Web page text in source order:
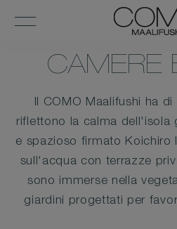
CAMERE
Il COMO Maalifushi ha
riflettono la calma dell'isola
e spazioso firmato Koichiro
sull'acqua con terrazze
sono immerse nella
giardini progettati per